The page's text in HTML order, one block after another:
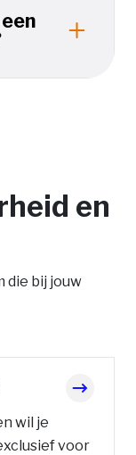
en
die bij jouw
wil je
voor